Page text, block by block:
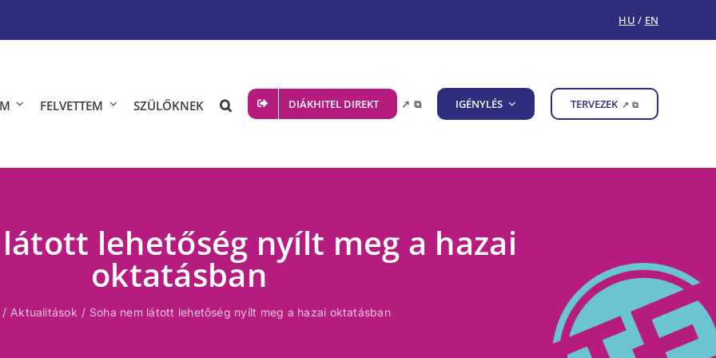
HU / EN
FELVETTEM SZÜLŐKNEK DIÁKHITEL DIREKT ↗ ⧉ IGÉNYLÉS TERVEZEK ↗ ⧉
lehetőség nyílt meg a hazai
oktatásban
Aktualitások Soha nem látott lehetőség nyílt meg a hazai oktatásban